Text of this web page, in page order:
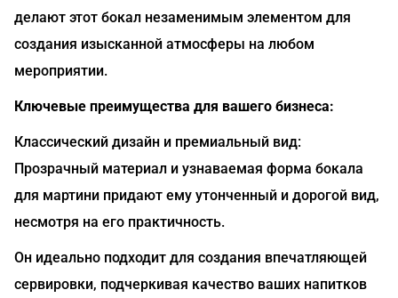
делают этот бокал незаменимым элементом для
создания изысканной атмосферы на любом
мероприятии.
Ключевые преимущества для вашего бизнеса:
Классический дизайн и премиальный вид:
Прозрачный материал и узнаваемая форма бокала
для мартини придают ему утонченный и дорогой вид,
несмотря на его практичность.
Он идеально подходит для создания впечатляющей
сервировки, подчеркивая качество ваших напитков